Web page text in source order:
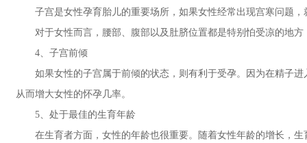
子宫是女性孕育胎儿的重要场所，如果女性经常出现宫寒问题，
对于女性而言，腰部、腹部以及肚脐位置都是特别怕受凉的地方
4、子宫前倾
如果女性的子宫属于前倾的状态，则有利于受孕。因为在精子进
从而增大女性的怀孕几率。
5、处于最佳的生育年龄
在生育者方面，女性的年龄也很重要。随着女性年龄的增长，生